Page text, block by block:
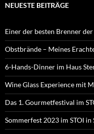
NEUESTE BEITRÄGE
Einer der besten Brenner
Obstbrände – Meines
6-Hands-Dinner im Haus
Wine Glass Experience mit
Das 1. Gourmetfestival im
Sommerfest 2023 im STOI in